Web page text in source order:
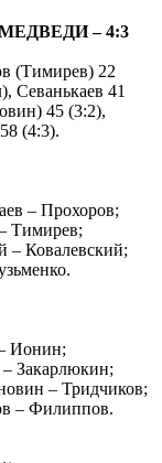
– 4:3
(Тимирев) 22
Севанькаев 41
45 (3:2),
58 (4:3).
– Прохоров;
Тимирев;
– Ковалевский;
Ионин;
Закарлюкин;
– Тридчиков;
– Филиппов.